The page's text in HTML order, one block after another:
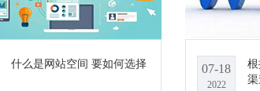
什么是网站空间 要如何选择 07-18
2022